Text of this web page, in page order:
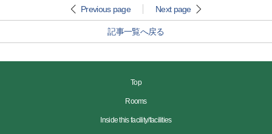
Previous page Next page
記事一覧へ戻る
Top
Rooms
Inside this facility/facilities